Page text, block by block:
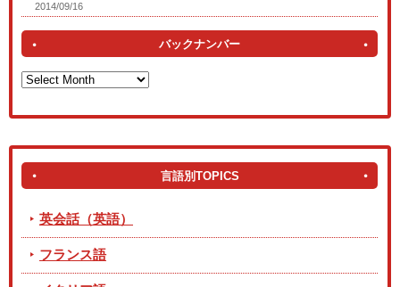
2014/09/16
バックナンバー
言語別TOPICS
英会話（英語）
フランス語